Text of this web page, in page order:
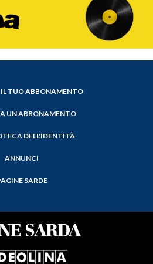
IL TUO ABBONAMENTO
UN ABBONAMENTO
DELL'IDENTITÀ
ANNUNCI
SARDE